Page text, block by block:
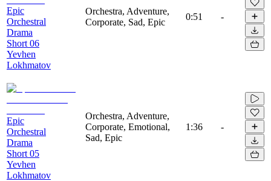
Epic
Orchestral
Drama
Short 06
Yevhen
Lokhmatov
Orchestra, Adventure,
Corporate, Sad, Epic
0:51 -
Epic
Orchestral
Drama
Short 05
Yevhen
Lokhmatov
Orchestra, Adventure,
Corporate, Emotional,
Sad, Epic
1:36 -